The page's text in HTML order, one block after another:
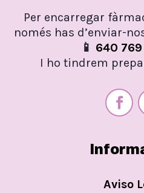
Per encarregar
només has d’enviar-
📱 640
I ho tindrem
Aviso